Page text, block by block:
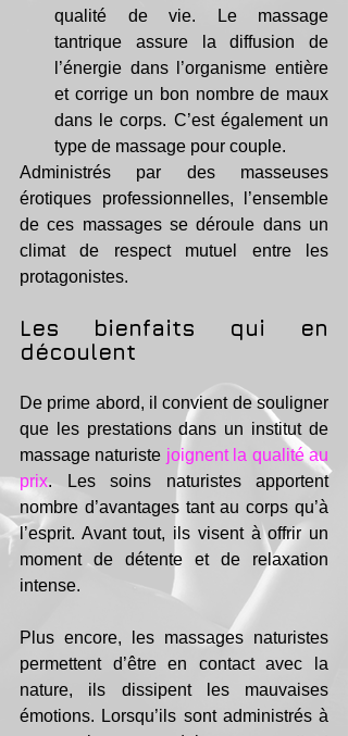
qualité de vie. Le massage
tantrique assure la diffusion de
l’énergie dans l’organisme entière
et corrige un bon nombre de maux
dans le corps. C’est également un
type de massage pour couple.
Administrés par des masseuses
érotiques professionnelles, l’ensemble
de ces massages se déroule dans un
climat de respect mutuel entre les
protagonistes.
Les bienfaits qui en
découlent
De prime abord, il convient de souligner
que les prestations dans un institut de
massage naturiste joignent la qualité au
prix. Les soins naturistes apportent
nombre d’avantages tant au corps qu’à
l’esprit. Avant tout, ils visent à offrir un
moment de détente et de relaxation
intense.
Plus encore, les massages naturistes
permettent d’être en contact avec la
nature, ils dissipent les mauvaises
émotions. Lorsqu’ils sont administrés à